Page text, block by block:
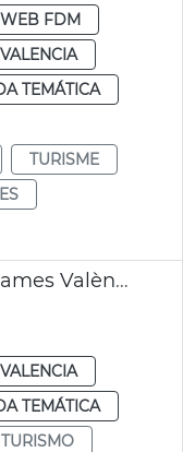
WEB FDM
VALENCIA
TEMÁTICA
TURISME
Ocupación turística Gay Games València 2026
VALENCIA
TEMÁTICA
TURISMO